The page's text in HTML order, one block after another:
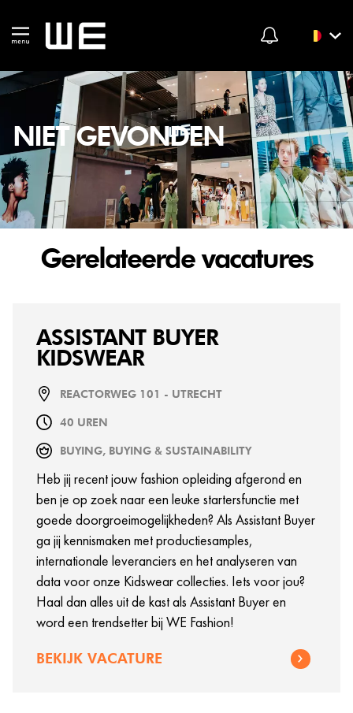
NIET GEVONDEN
Gerelateerde vacatures
ASSISTANT BUYER
KIDSWEAR
REACTORWEG 101 - UTRECHT
40 UREN
BUYING, BUYING & SUSTAINABILITY
Heb jij recent jouw fashion opleiding afgerond en
ben je op zoek naar een leuke startersfunctie met
goede doorgroeimogelijkheden? Als Assistant Buyer
ga jij kennismaken met productiesamples,
internationale leveranciers en het analyseren van
data voor onze Kidswear collecties. Iets voor jou?
Haal dan alles uit de kast als Assistant Buyer en
word een trendsetter bij WE Fashion!
BEKIJK VACATURE